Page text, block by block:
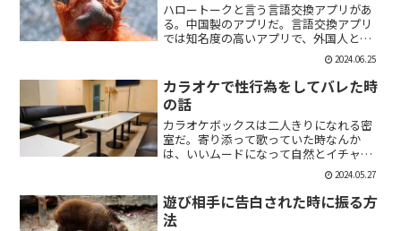
ハロートークと言う言語交換アプリがあ
る。中国製のアプリだ。言語交換アプリ
では知名度の高いアプリで、外国人と知
り合いたい付き合いたいという人にも魅
力的には一見魅力的にうつる。外国人の
恋人欲しいよな。俺もエマワトソンと結
婚してえ。ではハロートー...
2024.06.25
カラオケで性行為をしてバレた時
の話
カラオケボックスは二人きりになれる密
室だ。寄り添って歌っていた時なんか
は、いいムードになって自然とイチャイ
チャしはじめてしまうこともある。俺も
よく出会い系で知り合った人とカラオケ
にいったりする。相手もその気だったり
するから、なんかいいムード...
2024.05.27
遊び相手に告白された時に振る方
法